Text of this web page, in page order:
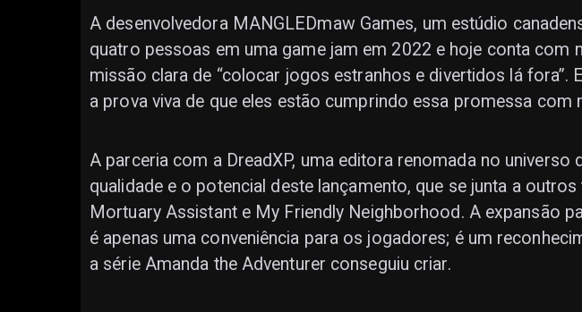
A desenvolvedora MANGLEDmaw Games, um estúdio
quatro pessoas em uma game jam em 2022 e hoje conta com
missão clara de “colocar jogos estranhos e divertidos lá fora”.
a prova viva de que eles estão cumprindo essa promessa com
A parceria com a DreadXP, uma editora renomada no
qualidade e o potencial deste lançamento, que se junta a
Mortuary Assistant e My Friendly Neighborhood. A expansão
é apenas uma conveniência para os jogadores; é um
a série Amanda the Adventurer conseguiu criar.